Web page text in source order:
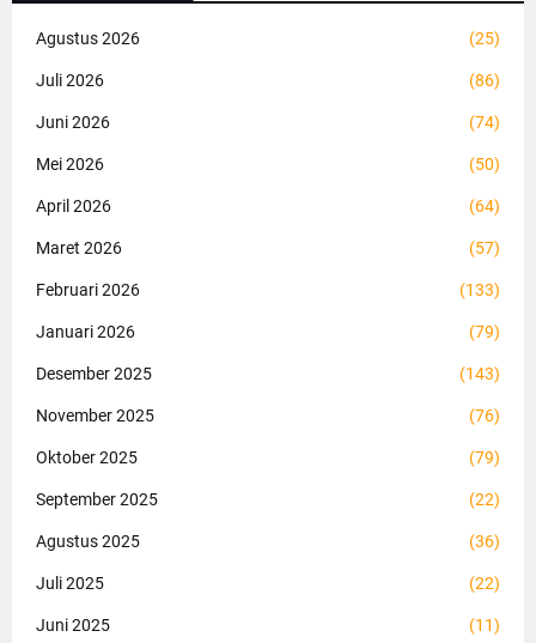
Agustus 2026 (25)
Juli 2026 (86)
Juni 2026 (74)
Mei 2026 (50)
April 2026 (64)
Maret 2026 (57)
Februari 2026 (133)
Januari 2026 (79)
Desember 2025 (143)
November 2025 (76)
Oktober 2025 (79)
September 2025 (22)
Agustus 2025 (36)
Juli 2025 (22)
Juni 2025 (11)